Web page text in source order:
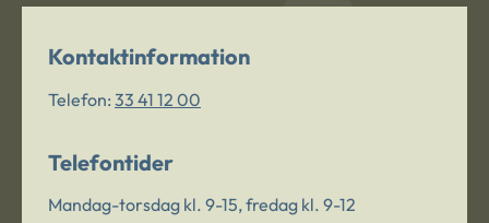
Kontaktinformation
Telefon: 33 41 12 00
Telefontider
Mandag-torsdag kl. 9-15, fredag kl. 9-12